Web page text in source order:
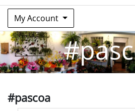
Mariana, SP –
Decorações
My Account
#pascoa